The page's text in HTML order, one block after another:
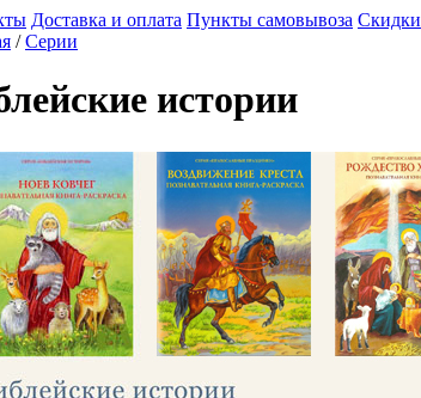
Доставка и оплата Пункты самовывоза Скидки
/Серии
истории